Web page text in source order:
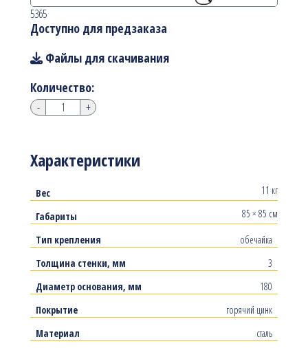
Характеристики
Вес
11 кг
Габариты
85 × 85 см
Тип крепления
обечайка
Толщина стенки, мм
3
Диаметр основания, мм
180
Покрытие
горячий цинк
Материал
сталь
5365
Доступно для предзаказа
Файлы для скачивания
Количество:
- +